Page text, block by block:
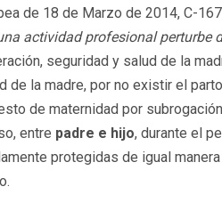
de 18 de Marzo de 2014, C-
actividad profesional perturbe
seguridad y salud de la
de la madre, por no existir el
de maternidad por
entre padre e hijo, durante el
protegidas de igual